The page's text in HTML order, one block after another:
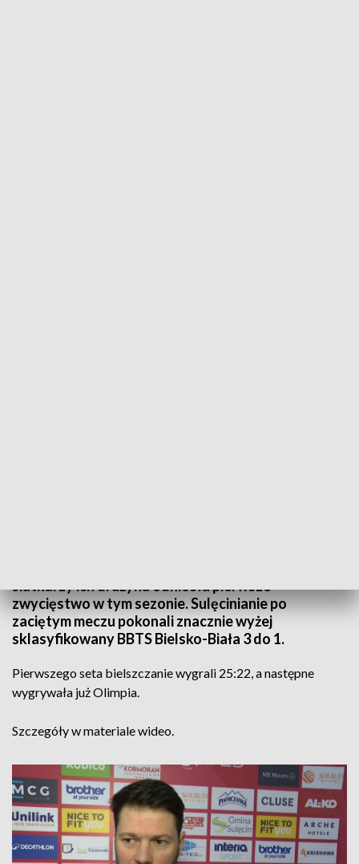
siatkarzy ich drużyna odniosła pierwsze
zwycięstwo w tym sezonie. Sulęcinianie po
zaciętym meczu pokonali znacznie wyżej
sklasyfikowany BBTS Bielsko-Biała 3 do 1.
Pierwszego seta bielszczanie wygrali 25:22, a następne
wygrywała już Olimpia.
Szczegóły w materiale wideo.